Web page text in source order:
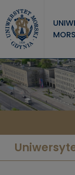
UNIWERSYTET
STUDIA
NAUKA